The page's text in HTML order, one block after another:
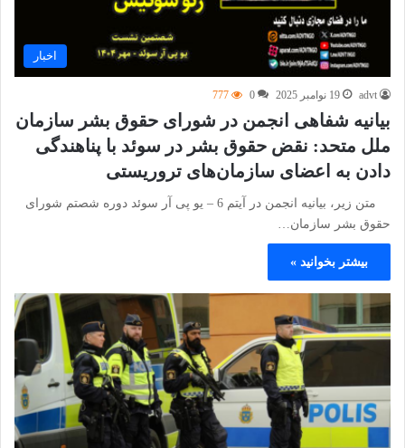
اخبار
advt 19 نوامبر 2025 0
777
بیانیه شفاهی انجمن در شورای حقوق بشر سازمان
ملل متحد: نقض حقوق بشر در سوئد با پناهندگی
دادن به اعضای سازمان‌های تروریستی
متن زیر، بیانیه انجمن در آیتم 6 – یو پی آر سوئد دوره شصتم شورای
حقوق بشر سازمان…
بیشتر بخوانید »